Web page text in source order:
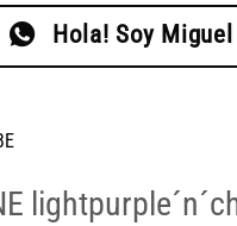
Hola! Soy